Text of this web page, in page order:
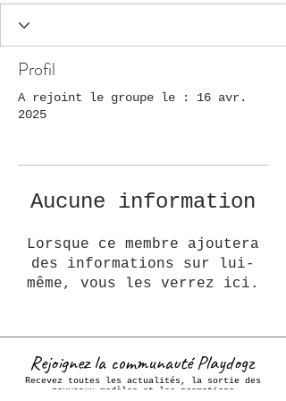
Profil
A rejoint le groupe le : 16 avr.
2025
Aucune information
Lorsque ce membre ajoutera
des informations sur lui-
même, vous les verrez ici.
Rejoignez la communauté Playdogz
Recevez toutes les actualités, la sortie des
nouveaux modèles et les promotions